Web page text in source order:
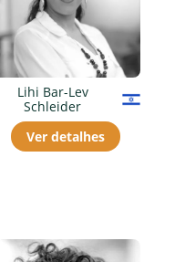
Lihi Bar-Lev
Schleider
Ver detalhes